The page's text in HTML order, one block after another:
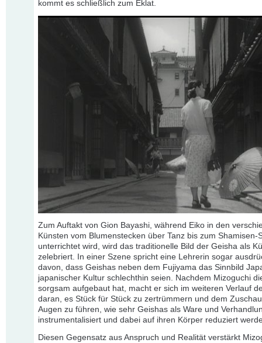
kommt es schließlich zum Eklat.
Zum Auftakt von Gion Bayashi, während Eiko in den
Künsten vom Blumenstecken über Tanz bis zum Shamisen-
unterrichtet wird, wird das traditionelle Bild der Geisha als
zelebriert. In einer Szene spricht eine Lehrerin sogar
davon, dass Geishas neben dem Fujiyama das Sinnbild
japanischer Kultur schlechthin seien. Nachdem Mizoguchi
sorgsam aufgebaut hat, macht er sich im weiteren Verlauf
daran, es Stück für Stück zu zertrümmern und dem
Augen zu führen, wie sehr Geishas als Ware und
instrumentalisiert und dabei auf ihren Körper reduziert
Diesen Gegensatz aus Anspruch und Realität verstärkt